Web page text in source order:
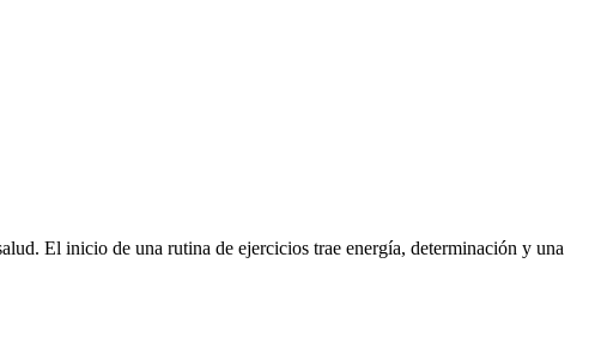
El inicio de una rutina de ejercicios trae energía, determinación y una